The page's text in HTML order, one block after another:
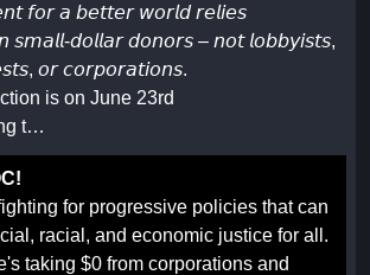
𝘧𝘰𝘳 𝘢 𝘣𝘦𝘵𝘵𝘦𝘳 𝘸𝘰𝘳𝘭𝘥 𝘳𝘦𝘭𝘪𝘦𝘴
𝘥𝘰𝘭𝘭𝘢𝘳 𝘥𝘰𝘯𝘰𝘳𝘴 – 𝘯𝘰𝘵 𝘭𝘰𝘣𝘣𝘺𝘪𝘴𝘵𝘴,
𝘰𝘳 𝘤𝘰𝘳𝘱𝘰𝘳𝘢𝘵𝘪𝘰𝘯𝘴.
is on June 23rd
t…
for progressive policies that can
racial, and economic justice for all.
taking $0 from corporations and